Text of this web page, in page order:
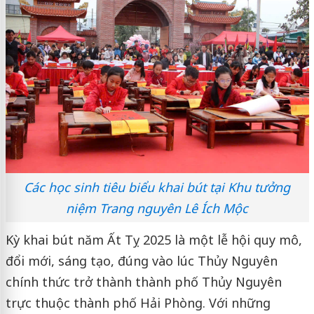
Các học sinh tiêu biểu khai bút tại Khu tưởng
niệm Trang nguyên Lê Ích Mộc
Kỳ khai bút năm Ất Tỵ 2025 là một lễ hội quy mô,
đổi mới, sáng tạo, đúng vào lúc Thủy Nguyên
chính thức trở thành thành phố Thủy Nguyên
trực thuộc thành phố Hải Phòng. Với những